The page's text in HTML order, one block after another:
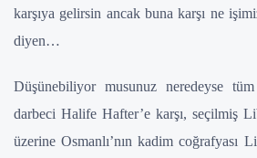
karşıya gelirsin ancak buna karşı ne
diyen…
Düşünebiliyor musunuz neredeyse
darbeci Halife Hafter’e karşı, seçilmiş
üzerine Osmanlı’nın kadim coğrafyası